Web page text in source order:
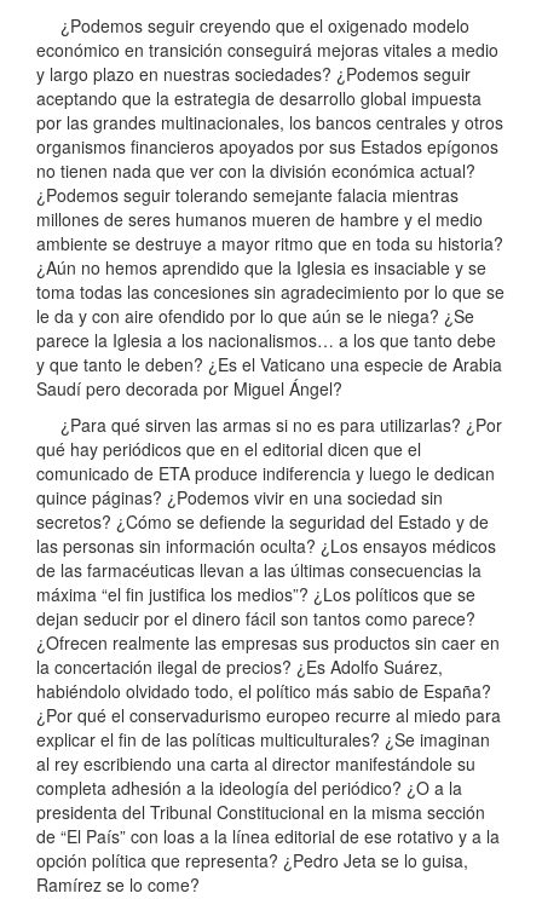
¿Podemos seguir creyendo que el oxigenado modelo
económico en transición conseguirá mejoras vitales a medio
y largo plazo en nuestras sociedades? ¿Podemos seguir
aceptando que la estrategia de desarrollo global impuesta
por las grandes multinacionales, los bancos centrales y otros
organismos financieros apoyados por sus Estados epígonos
no tienen nada que ver con la división económica actual?
¿Podemos seguir tolerando semejante falacia mientras
millones de seres humanos mueren de hambre y el medio
ambiente se destruye a mayor ritmo que en toda su historia?
¿Aún no hemos aprendido que la Iglesia es insaciable y se
toma todas las concesiones sin agradecimiento por lo que se
le da y con aire ofendido por lo que aún se le niega? ¿Se
parece la Iglesia a los nacionalismos… a los que tanto debe
y que tanto le deben? ¿Es el Vaticano una especie de Arabia
Saudí pero decorada por Miguel Ángel?
¿Para qué sirven las armas si no es para utilizarlas? ¿Por
qué hay periódicos que en el editorial dicen que el
comunicado de ETA produce indiferencia y luego le dedican
quince páginas? ¿Podemos vivir en una sociedad sin
secretos? ¿Cómo se defiende la seguridad del Estado y de
las personas sin información oculta? ¿Los ensayos médicos
de las farmacéuticas llevan a las últimas consecuencias la
máxima “el fin justifica los medios”? ¿Los políticos que se
dejan seducir por el dinero fácil son tantos como parece?
¿Ofrecen realmente las empresas sus productos sin caer en
la concertación ilegal de precios? ¿Es Adolfo Suárez,
habiéndolo olvidado todo, el político más sabio de España?
¿Por qué el conservadurismo europeo recurre al miedo para
explicar el fin de las políticas multiculturales? ¿Se imaginan
al rey escribiendo una carta al director manifestándole su
completa adhesión a la ideología del periódico? ¿O a la
presidenta del Tribunal Constitucional en la misma sección
de “El País” con loas a la línea editorial de ese rotativo y a la
opción política que representa? ¿Pedro Jeta se lo guisa,
Ramírez se lo come?